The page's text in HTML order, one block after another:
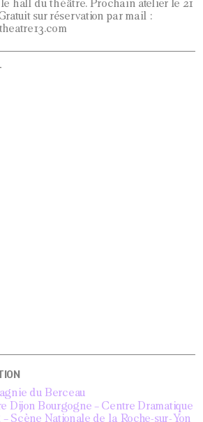
hall du théâtre. Prochain atelier le 21
sur réservation par mail :
du Berceau
Dijon Bourgogne – Centre Dramatique
Scène Nationale de la Roche-sur-Yon